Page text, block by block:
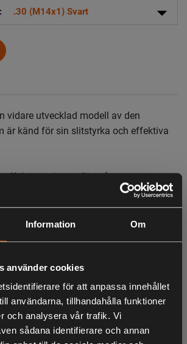
Information Om
använder cookies
för att anpassa innehållet
användarna, tillhandahålla funktioner
och analysera vår trafik. Vi
sådana identifierare och annan
.30 (M14x1) Svart arrow_drop_down
vidare utvecklad modell av den
är känd för sin slitstyrka och effektiva
än sin föregångare.
tillverkade helt i rostfritt stål, den svarta
så intensiv träning med många
är inga problem. Dämparen
smälta även om den blir mycket het.
att ljuddämparna är särskilt tåliga mot
och krutrester och ingen särskild